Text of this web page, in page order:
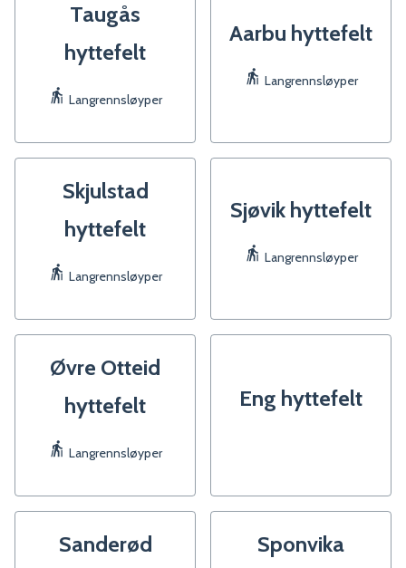
Taugås
hyttefelt
Langrennsløyper
Aarbu hyttefelt
Langrennsløyper
Skjulstad
hyttefelt
Langrennsløyper
Sjøvik hyttefelt
Langrennsløyper
Øvre Otteid
hyttefelt
Langrennsløyper
Eng hyttefelt
Sanderød
Sponvika